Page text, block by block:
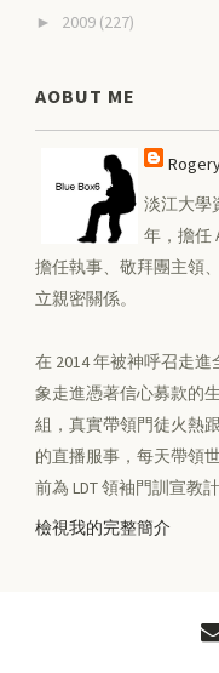
► 2009 (227)
AOBUT ME
淡江大學
年，擔任
擔任執事、敬拜團主領
立親密關係。
在 2014 年被神呼召走
象走進憑著信心募款的
組，真實帶領門徒火熱
的直播服事，每天帶領
前為 LDT 領袖門訓宣教
檢視我的完整簡介